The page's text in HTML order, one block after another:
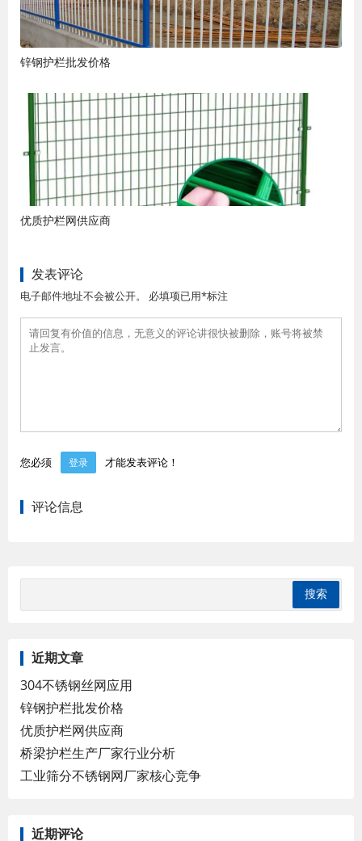
锌钢护栏批发价格
优质护栏网供应商
发表评论
电子邮件地址不会被公开。 必填项已用*标注
您必须 登录 才能发表评论！
评论信息
近期文章
304不锈钢丝网应用
锌钢护栏批发价格
优质护栏网供应商
桥梁护栏生产厂家行业分析
工业筛分不锈钢网厂家核心竞争
近期评论